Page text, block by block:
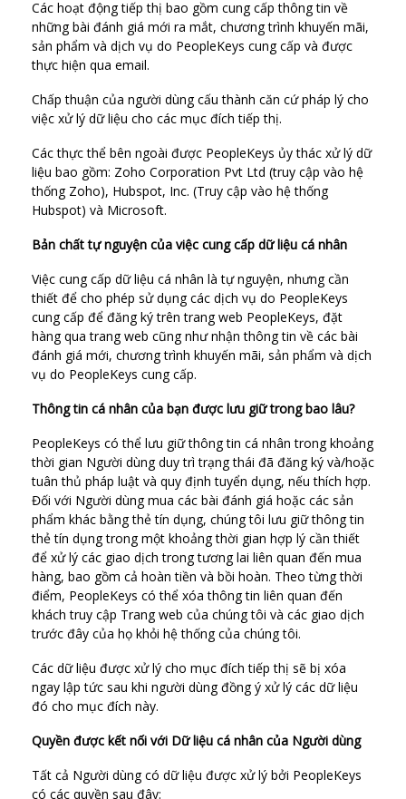
Các hoạt động tiếp thị bao gồm cung cấp thông tin về
những bài đánh giá mới ra mắt, chương trình khuyến mãi,
sản phẩm và dịch vụ do PeopleKeys cung cấp và được
thực hiện qua email.
Chấp thuận của người dùng cấu thành căn cứ pháp lý cho
việc xử lý dữ liệu cho các mục đích tiếp thị.
Các thực thể bên ngoài được PeopleKeys ủy thác xử lý dữ
liệu bao gồm: Zoho Corporation Pvt Ltd (truy cập vào hệ
thống Zoho), Hubspot, Inc. (Truy cập vào hệ thống
Hubspot) và Microsoft.
Bản chất tự nguyện của việc cung cấp dữ liệu cá nhân
Việc cung cấp dữ liệu cá nhân là tự nguyện, nhưng cần
thiết để cho phép sử dụng các dịch vụ do PeopleKeys
cung cấp để đăng ký trên trang web PeopleKeys, đặt
hàng qua trang web cũng như nhận thông tin về các bài
đánh giá mới, chương trình khuyến mãi, sản phẩm và dịch
vụ do PeopleKeys cung cấp.
Thông tin cá nhân của bạn được lưu giữ trong bao lâu?
PeopleKeys có thể lưu giữ thông tin cá nhân trong khoảng
thời gian Người dùng duy trì trạng thái đã đăng ký và/hoặc
tuân thủ pháp luật và quy định tuyển dụng, nếu thích hợp.
Đối với Người dùng mua các bài đánh giá hoặc các sản
phẩm khác bằng thẻ tín dụng, chúng tôi lưu giữ thông tin
thẻ tín dụng trong một khoảng thời gian hợp lý cần thiết
để xử lý các giao dịch trong tương lai liên quan đến mua
hàng, bao gồm cả hoàn tiền và bồi hoàn. Theo từng thời
điểm, PeopleKeys có thể xóa thông tin liên quan đến
khách truy cập Trang web của chúng tôi và các giao dịch
trước đây của họ khỏi hệ thống của chúng tôi.
Các dữ liệu được xử lý cho mục đích tiếp thị sẽ bị xóa
ngay lập tức sau khi người dùng đồng ý xử lý các dữ liệu
đó cho mục đích này.
Quyền được kết nối với Dữ liệu cá nhân của Người dùng
Tất cả Người dùng có dữ liệu được xử lý bởi PeopleKeys
có các quyền sau đây: